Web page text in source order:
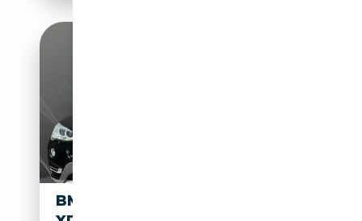
BMW X3 F25 LCI 2014